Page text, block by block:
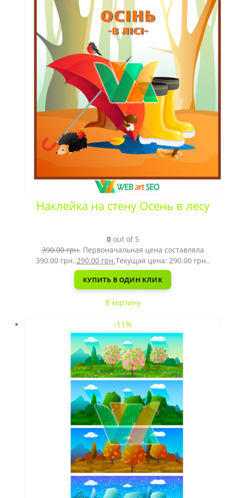
Наклейка на стену Осень в лесу
0out of 5
390.00грн. Первоначальная цена составляла
390.00 грн..290.00 грн.Текущая цена: 290.00 грн..
КУПИТЬ В ОДИН КЛИК
В корзину
-11%